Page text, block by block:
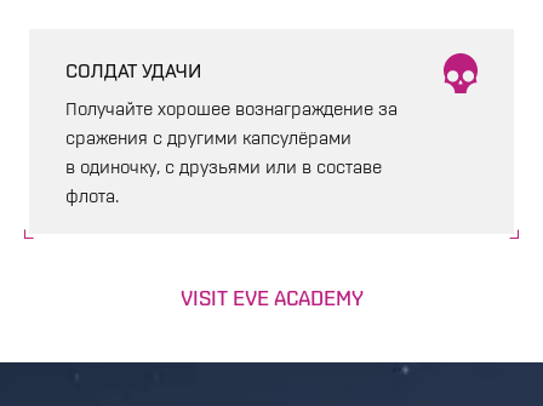
СОЛДАТ УДАЧИ
Получайте хорошее вознаграждение за
сражения с другими капсулёрами
в одиночку, с друзьями или в составе
флота.
VISIT EVE ACADEMY